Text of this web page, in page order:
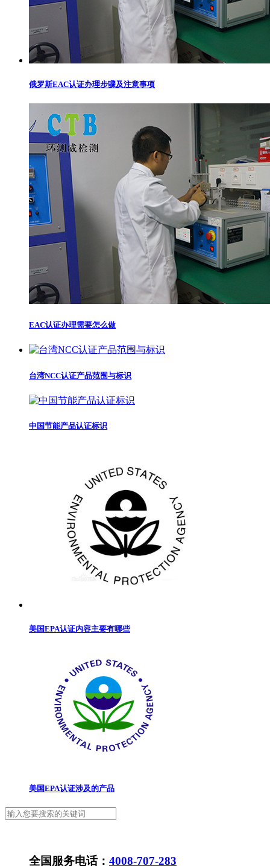
俄罗斯EAC认证办理步骤及注意事项
EAC认证办理需要怎么做
台湾NCC认证产品范围与标识
中国节能产品认证标识
美国EPA认证内容主要有哪些
美国EPA认证涉及的产品
全国服务电话： 4008-707-283